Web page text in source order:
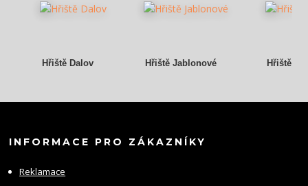
Hřiště Dalov Hřiště Jablonové Hřiště
INFORMACE PRO ZÁKAZNÍKY
Reklamace